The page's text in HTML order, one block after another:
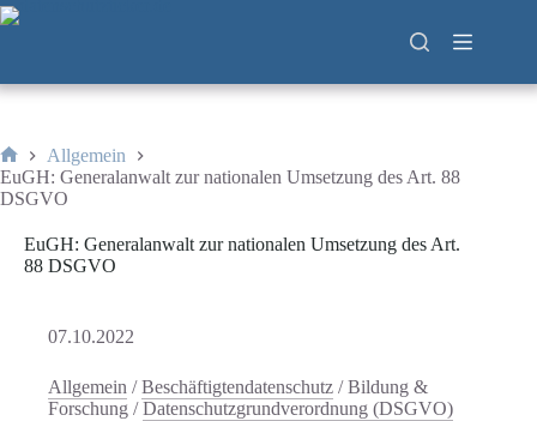
Zum
Inhalt
Start
Allgemein
EuGH: Generalanwalt zur nationalen Umsetzung des Art. 88
DSGVO
EuGH: Generalanwalt zur nationalen Umsetzung des Art.
88 DSGVO
07.10.2022
Allgemein /Beschäftigtendatenschutz /Bildung &
Forschung /Datenschutzgrundverordnung (DSGVO)